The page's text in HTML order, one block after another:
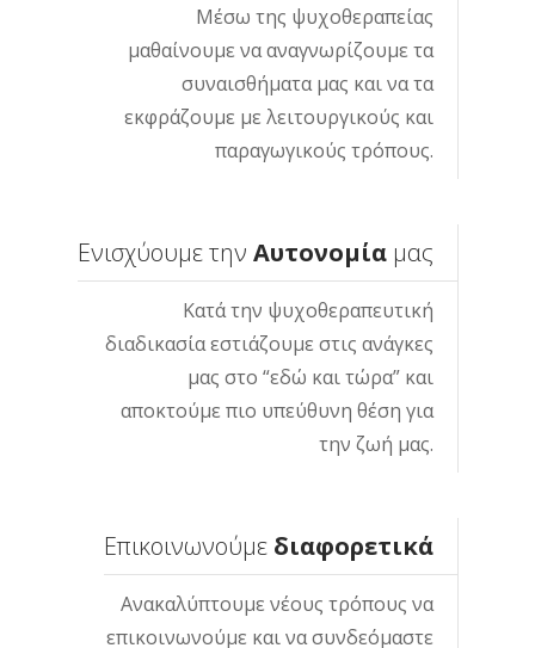
Μέσω της ψυχοθεραπείας
μαθαίνουμε να αναγνωρίζουμε τα
συναισθήματα μας και να τα
εκφράζουμε με λειτουργικούς και
παραγωγικούς τρόπους.
Ενισχύουμε την Αυτονομία μας
Κατά την ψυχοθεραπευτική
διαδικασία εστιάζουμε στις ανάγκες
μας στο “εδώ και τώρα” και
αποκτούμε πιο υπεύθυνη θέση για
την ζωή μας.
Επικοινωνούμε διαφορετικά
Ανακαλύπτουμε νέους τρόπους να
επικοινωνούμε και να συνδεόμαστε